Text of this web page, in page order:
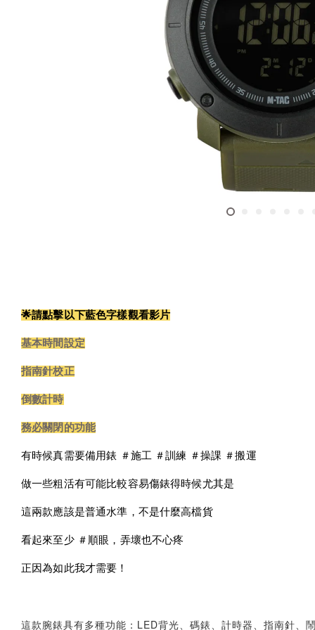
🌟請點擊以下藍色字樣觀看影片
基本時間設定
指南針校正
倒數計時
務必關閉的功能
有時候真需要備用錶 ＃施工 ＃訓練 ＃操課 ＃搬運
做一些粗活有可能比較容易傷錶得時候尤其是
這兩款應該是普通水準，不是什麼高檔貨
看起來至少 ＃順眼，弄壞也不心疼
正因為如此我才需要！
這款腕錶具有多種功能：LED背光、碼錶、計時器、指南針、